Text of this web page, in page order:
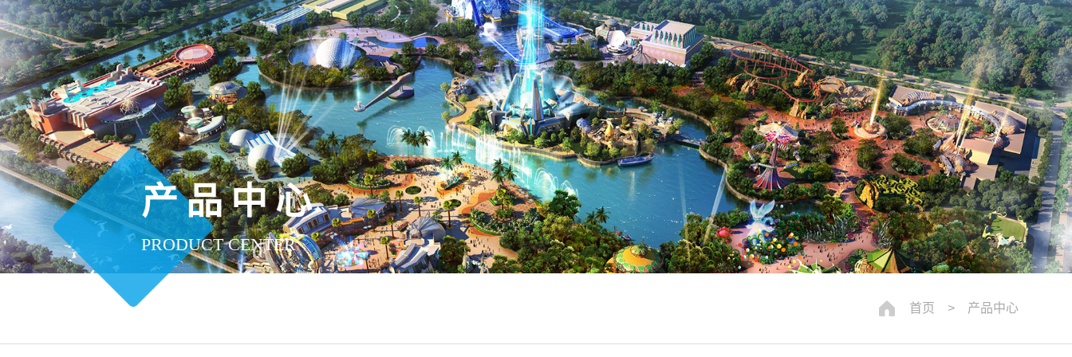
产品中心
PRODUCT CENTER
首页 > 产品中心